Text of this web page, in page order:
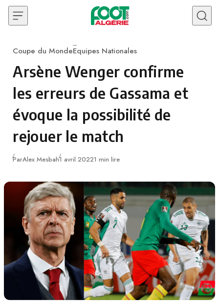
Skip to content
Category
Coupe du MondeEquipes Nationales
Arsène Wenger confirme
les erreurs de Gassama et
évoque la possibilité de
rejouer le match
ParAlex MesbahPublié
1 avril 20221 min lire